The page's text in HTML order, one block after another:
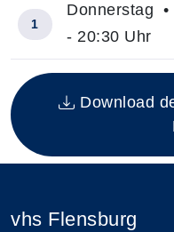
Insgesamt gibt es 1
1
Donnerstag
- 20:30 Uhr
Download
vhs Flensburg